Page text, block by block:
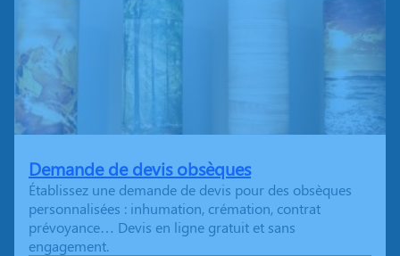
Demande de devis obsèques
Établissez une demande de devis pour des obsèques
personnalisées : inhumation, crémation, contrat
prévoyance… Devis en ligne gratuit et sans
engagement.